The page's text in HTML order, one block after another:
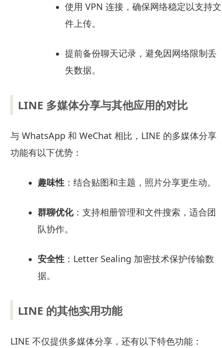
使用 VPN 连接，确保网络稳定以支持文
件上传。
提前备份聊天记录，避免因网络限制丢
失数据。
LINE 多媒体分享与其他应用的对比
与 WhatsApp 和 WeChat 相比，LINE 的多媒体分享
功能有以下优势：
趣味性：结合贴图和主题，照片分享更生动。
群聊优化：支持相册管理和文件搜索，适合团
队协作。
安全性：Letter Sealing 加密技术保护传输数
据。
LINE 的其他实用功能
LINE 不仅提供多媒体分享，还有以下特色功能：